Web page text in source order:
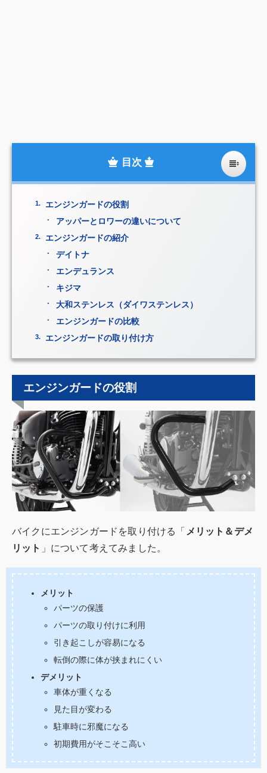
エンジンガードの役割
アッパーとロワーの違いについて
エンジンガードの紹介
デイトナ
エンデュランス
キジマ
大和ステンレス（ダイワステンレス）
エンジンガードの比較
エンジンガードの取り付け方
エンジンガードの役割
バイクにエンジンガードを取り付ける「 メリット＆デメ
リット 」について考えてみました。
メリット
パーツの保護
パーツの取り付けに利用
引き起こしが容易になる
転倒の際に体が挟まれにくい
デメリット
車体が重くなる
見た目が変わる
駐車時に邪魔になる
初期費用がそこそこ高い